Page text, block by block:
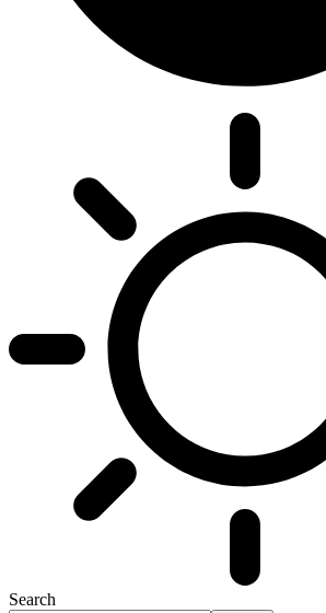
Search